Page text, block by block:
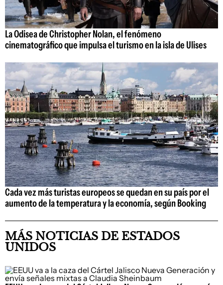
La Odisea de Christopher Nolan, el fenómeno
cinematográfico que impulsa el turismo en la isla de Ulises
Cada vez más turistas europeos se quedan en su país por el
aumento de la temperatura y la economía, según Booking
MÁS NOTICIAS DE ESTADOS
UNIDOS